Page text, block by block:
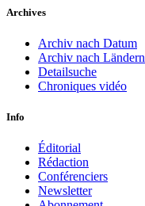
Archives
Archiv nach Datum
Archiv nach Ländern
Detailsuche
Chroniques vidéo
Info
Éditorial
Rédaction
Conférenciers
Newsletter